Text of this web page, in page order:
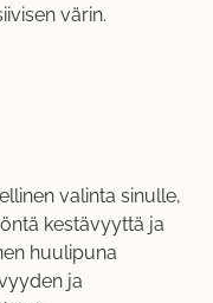
värin.
valinta sinulle,
kestävyyttä ja
huulipuna
ja